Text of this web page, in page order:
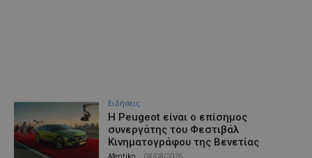
Ειδήσεις
Η Peugeot είναι ο επίσημος
συνεργάτης του Φεστιβάλ
Κινηματογράφου της Βενετίας
Afentiko 08/08/2026